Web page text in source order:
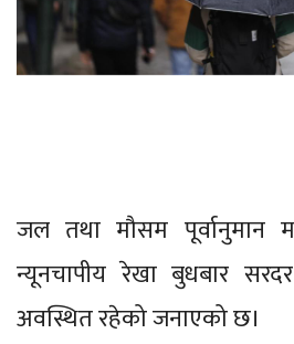
जल तथा मौसम पूर्वानुमान
न्यूनचापीय रेखा बुधबार
अवस्थित रहेको जनाएको छ।